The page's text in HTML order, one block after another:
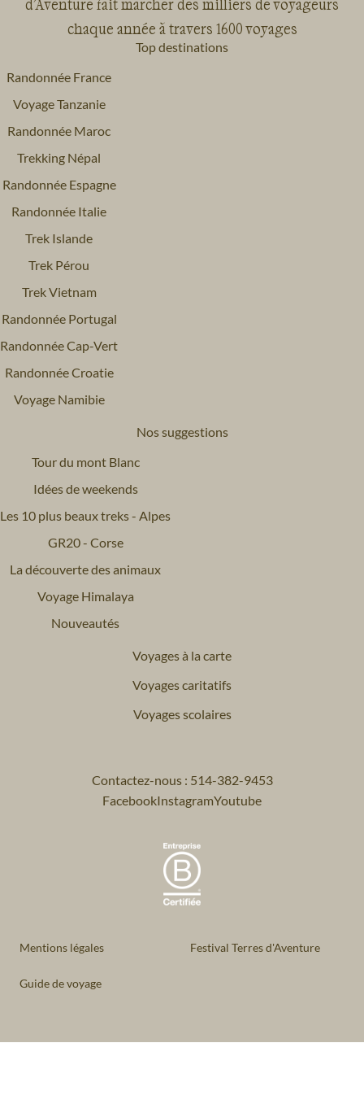
d'Aventure fait marcher des milliers de voyageurs
chaque année à travers 1600 voyages
Top destinations
Randonnée France
Voyage Tanzanie
Randonnée Maroc
Trekking Népal
Randonnée Espagne
Randonnée Italie
Trek Islande
Trek Pérou
Trek Vietnam
Randonnée Portugal
Randonnée Cap-Vert
Randonnée Croatie
Voyage Namibie
Nos suggestions
Tour du mont Blanc
Idées de weekends
Les 10 plus beaux treks - Alpes
GR20 - Corse
La découverte des animaux
Voyage Himalaya
Nouveautés
Voyages à la carte
Voyages caritatifs
Voyages scolaires
Contactez-nous : 514-382-9453
FacebookInstagramYoutube
Mentions légales Festival Terres d'Aventure
Guide de voyage